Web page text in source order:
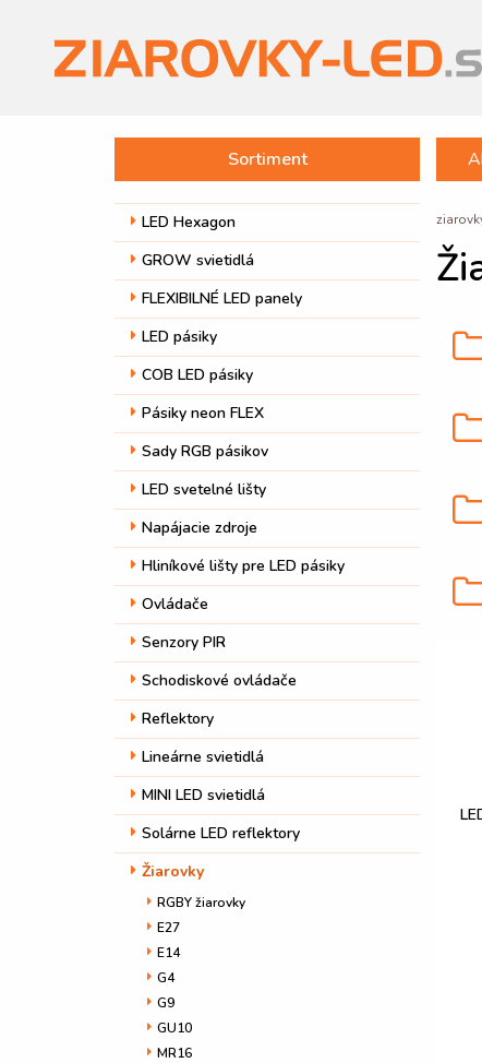
Sortiment
LED Hexagon
GROW svietidlá
FLEXIBILNÉ LED panely
LED pásiky
COB LED pásiky
Pásiky neon FLEX
Sady RGB pásikov
LED svetelné lišty
Napájacie zdroje
Hliníkové lišty pre LED pásiky
Ovládače
Senzory PIR
Schodiskové ovládače
Reflektory
Lineárne svietidlá
MINI LED svietidlá
Solárne LED reflektory
Žiarovky
RGBY žiarovky
E27
E14
G4
G9
GU10
MR16